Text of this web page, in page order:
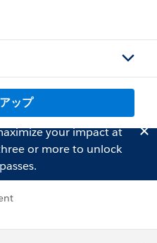
ップ
your impact at
or more to unlock